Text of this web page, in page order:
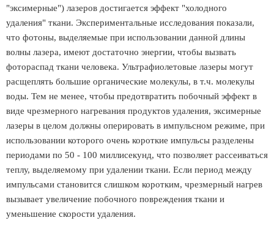
"эксимерные") лазеров достигается эффект "холодного
удаления" ткани. Экспериментальные исследования показали,
что фотоны, выделяемые при использовании данной длины
волны лазера, имеют достаточно энергии, чтобы вызвать
фотораспад ткани человека. Ультрафиолетовые лазеры могут
расщеплять большие органические молекулы, в т.ч. молекулы
воды. Тем не менее, чтобы предотвратить побочный эффект в
виде чрезмерного нагревания продуктов удаления, эксимерные
лазеры в целом должны оперировать в импульсном режиме, при
использовании которого очень короткие импульсы разделены
периодами по 50 - 100 миллисекунд, что позволяет рассеиваться
теплу, выделяемому при удалении ткани. Если период между
импульсами становится слишком коротким, чрезмерный нагрев
вызывает увеличение побочного повреждения ткани и
уменьшение скорости удаления.